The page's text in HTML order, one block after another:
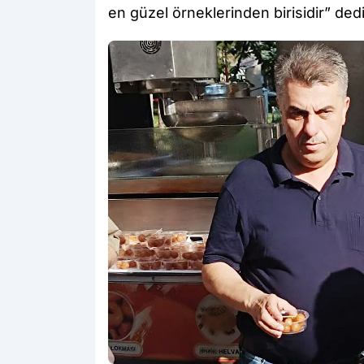
en güzel örneklerinden birisidir”